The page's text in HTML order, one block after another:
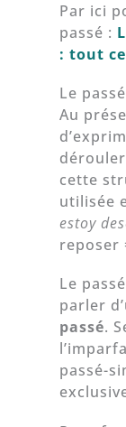
Par ici
passé :
: tout
Le
Au
dérouler
cette
utilisée
estoy
reposer
Le
parler
passé.
passé-